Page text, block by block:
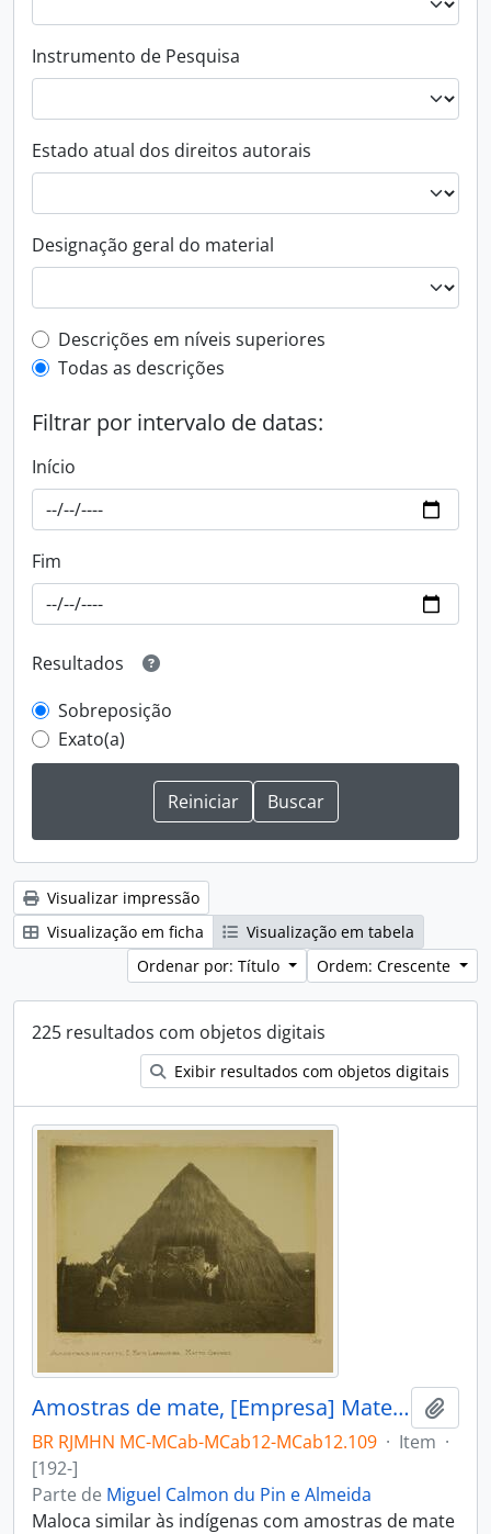
Instrumento de Pesquisa
Estado atual dos direitos autorais
Designação geral do material
Filtro de descrição de nível superior
Descrições em níveis superiores
Todas as descrições
Filtrar por intervalo de datas:
Início
Fim
Resultados
Sobreposição
Exato(a)
Visualizar impressão
Visualização em ficha
Visualização em tabela
Ordenar por: Título
Ordem: Crescente
225 resultados com objetos digitais
Exibir resultados com objetos digitais
Amostras de mate, [Empresa] Mate Laranjeira, Mato Grosso
BR RJMHN MC-MCab-MCab12-MCab12.109 · Item ·
[192-]
Parte de Miguel Calmon du Pin e Almeida
Maloca similar às indígenas com amostras de mate